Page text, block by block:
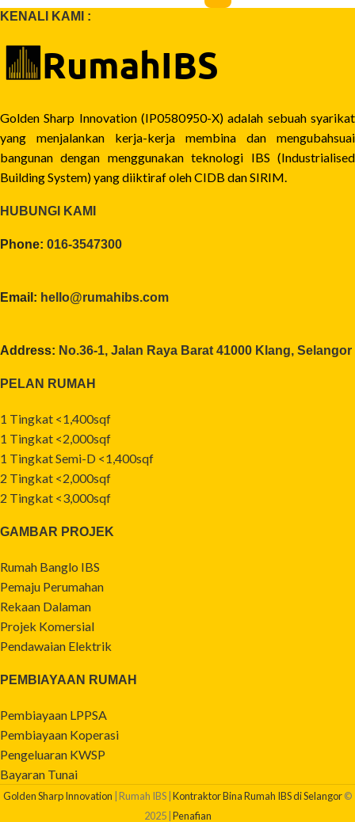
KENALI KAMI :
Golden Sharp Innovation (IP0580950-X) adalah sebuah syarikat
yang menjalankan kerja-kerja membina dan mengubahsuai
bangunan dengan menggunakan teknologi IBS (Industrialised
Building System) yang diiktiraf oleh CIDB dan SIRIM.
HUBUNGI KAMI
Phone: 016-3547300
Email: hello@rumahibs.com
Address: No.36-1, Jalan Raya Barat 41000 Klang, Selangor
PELAN RUMAH
1 Tingkat <1,400sqf
1 Tingkat <2,000sqf
1 Tingkat Semi-D <1,400sqf
2 Tingkat <2,000sqf
2 Tingkat <3,000sqf
GAMBAR PROJEK
Rumah Banglo IBS
Pemaju Perumahan
Rekaan Dalaman
Projek Komersial
Pendawaian Elektrik
PEMBIAYAAN RUMAH
Pembiayaan LPPSA
Pembiayaan Koperasi
Pengeluaran KWSP
Bayaran Tunai
Golden Sharp Innovation | Rumah IBS | Kontraktor Bina Rumah IBS di Selangor©
2025 | Penafian